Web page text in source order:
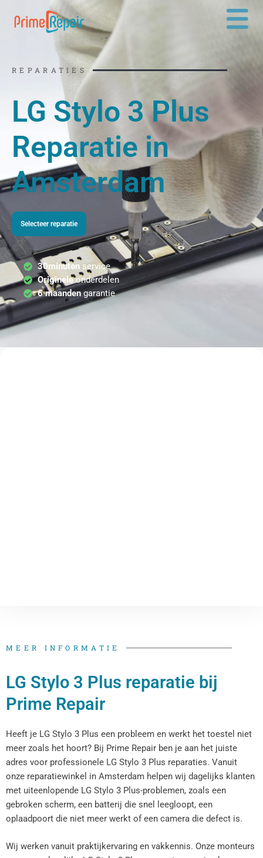
naar
REPARATIES
LG Stylo 3 Plus
Reparatie in
Amsterdam
Selecteer reparatie
30minutenservice
Origineleonderdelen
6 maandengarantie
MEER INFORMATIE
LG Stylo 3 Plus reparatie bij
Prime Repair
Heeft je LG Stylo 3 Plus een probleem en werkt het toestel niet
meer zoals het hoort? Bij Prime Repair ben je aan het juiste
adres voor professionele LG Stylo 3 Plus reparaties. Vanuit
onze reparatiewinkel in Amsterdam helpen wij dagelijks klanten
met uiteenlopende LG Stylo 3 Plus-problemen, zoals een
gebroken scherm, een batterij die snel leegloopt, een
oplaadpoort die niet meer werkt of een camera die defect is.
Wij werken vanuit praktijkervaring en vakkennis. Onze monteurs